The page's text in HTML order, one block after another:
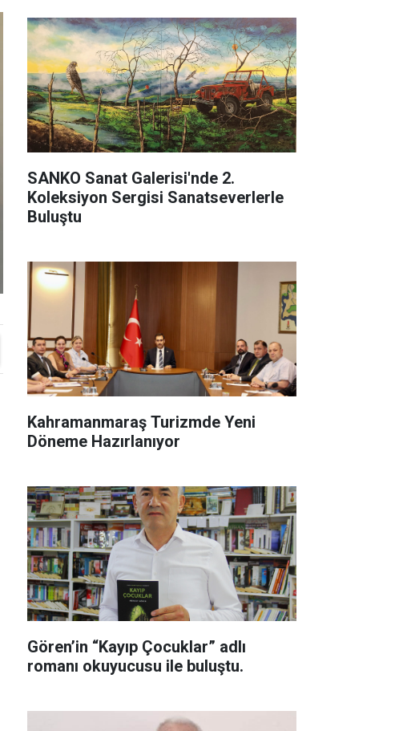
SANKO Sanat Galerisi'nde 2.
Koleksiyon Sergisi Sanatseverlerle
Buluştu
Kahramanmaraş Turizmde Yeni
Döneme Hazırlanıyor
Gören’in “Kayıp Çocuklar” adlı
romanı okuyucusu ile buluştu.